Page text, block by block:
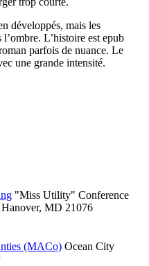
développés, mais les
L’histoire est epub
parfois de nuance. Le
une grande intensité.
"Miss Utility" Conference
MD 21076
(MACo) Ocean City